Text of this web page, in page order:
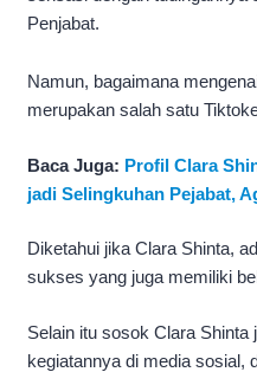
Penjabat.
Namun, bagaimana
merupakan salah satu
Baca Juga: Profil Clara
jadi Selingkuhan Pejabat,
Diketahui jika Clara Shinta,
sukses yang juga memiliki
Selain itu sosok Clara
kegiatannya di media sosial,